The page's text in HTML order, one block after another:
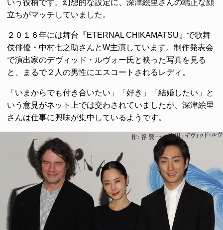
いう役柄です。幻想的な設定に、深津絵里さんの端正な顔
立ちがマッチしていました。
２０１６年には舞台『ETERNAL CHIKAMATSU』で歌舞
伎俳優・中村七之助さんとW主演しています。制作発表会
で演出家のデヴィッド・ルヴォー氏と映った写真を見る
と、まるで２人の男性にエスコートされるレディ。
「いまからでも付き合いたい」「好き」「結婚したい」と
いう意見がネット上では交わされていましたが、深津絵里
さんは仕事に興味が集中しているようです。